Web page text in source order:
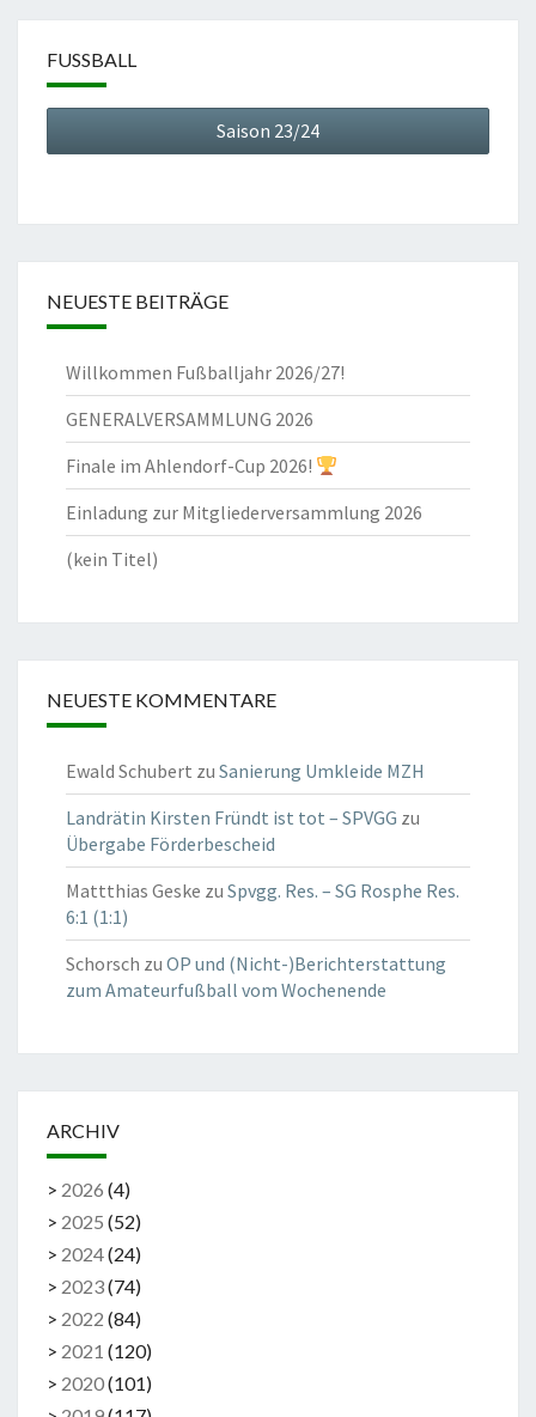
FUSSBALL
Saison 23/24
NEUESTE BEITRÄGE
Willkommen Fußballjahr 2026/27!
GENERALVERSAMMLUNG 2026
Finale im Ahlendorf-Cup 2026!
Einladung zur Mitgliederversammlung 2026
(kein Titel)
NEUESTE KOMMENTARE
Ewald Schubert zu Sanierung Umkleide MZH
Landrätin Kirsten Fründt ist tot – SPVGG zu
Übergabe Förderbescheid
Mattthias Geske zu Spvgg. Res. – SG Rosphe Res.
6:1 (1:1)
Schorsch zu OP und (Nicht-)Berichterstattung
zum Amateurfußball vom Wochenende
ARCHIV
> 2026 (4)
> 2025 (52)
> 2024(24)
> 2023(74)
> 2022 (84)
> 2021 (120)
> 2020(101)